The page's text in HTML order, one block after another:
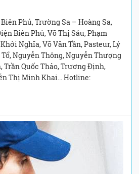
Phủ, Trường Sa – Hoàng Sa,
Biên Phủ, Võ Thị Sáu, Phạm
Nghĩa, Võ Văn Tần, Pasteur, Lý
Nguyễn Thông, Nguyễn Thượng
Trần Quốc Thảo, Trương Định,
Thị Minh Khai… Hotline: